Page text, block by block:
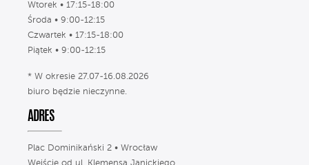
Wtorek • 17:15-18:00
Środa • 9:00-12:15
Czwartek • 17:15-18:00
Piątek • 9:00-12:15
* W okresie 27.07-16.08.2026
biuro będzie nieczynne.
ADRES
Plac Dominikański 2 • Wrocław